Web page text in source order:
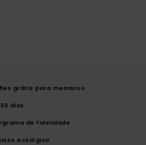
grátis para membros
dias
de fidelidade
ecológico